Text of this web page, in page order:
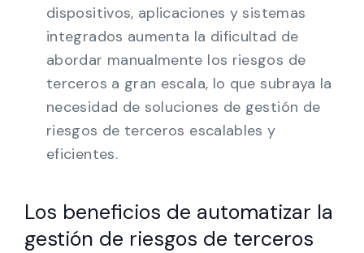
dispositivos, aplicaciones y sistemas
integrados aumenta la dificultad de
abordar manualmente los riesgos de
terceros a gran escala, lo que subraya la
necesidad de soluciones de gestión de
riesgos de terceros escalables y
eficientes.
Los beneficios de automatizar la
gestión de riesgos de terceros